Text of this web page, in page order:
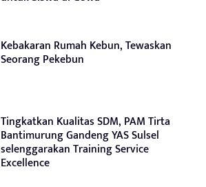
Kebakaran Rumah Kebun, Tewaskan
Seorang Pekebun
Tingkatkan Kualitas SDM, PAM Tirta
Bantimurung Gandeng YAS Sulsel
selenggarakan Training Service
Excellence